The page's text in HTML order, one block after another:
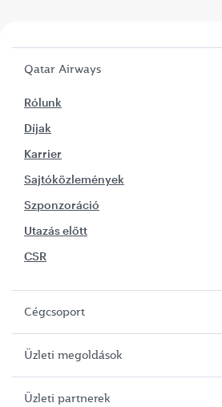
Qatar Airways
Rólunk
Díjak
Karrier
Sajtóközlemények
Szponzoráció
Utazás előtt
CSR
Cégcsoport
Üzleti megoldások
Üzleti partnerek